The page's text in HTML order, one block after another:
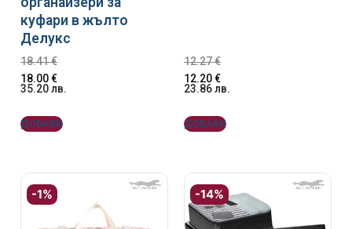
куфари в жълто
Делукс
18.41€
18.00€
35.20лв.
ДОБАВИ
12.27€
12.20€
23.86лв.
ДОБАВИ
-1% -14%